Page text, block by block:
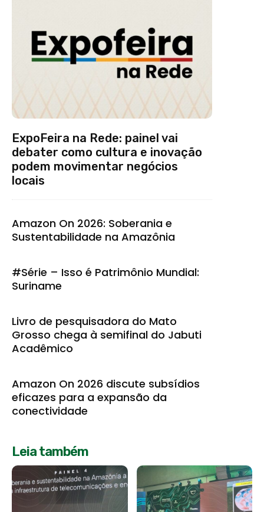
ExpoFeira na Rede: painel vai
debater como cultura e inovação
podem movimentar negócios
locais
Amazon On 2026: Soberania e
Sustentabilidade na Amazônia
#Série – Isso é Patrimônio Mundial:
Suriname
Livro de pesquisadora do Mato
Grosso chega à semifinal do Jabuti
Acadêmico
Amazon On 2026 discute subsídios
eficazes para a expansão da
conectividade
Leia também